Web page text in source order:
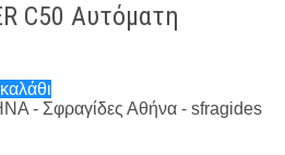
C50 Αυτόματη